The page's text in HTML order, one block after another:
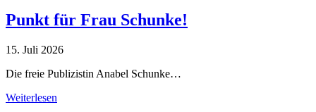
Punkt für Frau Schunke!
15. Juli 2026
Die freie Publizistin Anabel Schunke…
Weiterlesen